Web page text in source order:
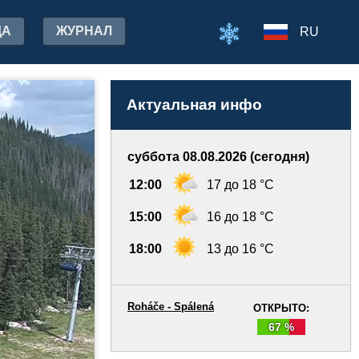
ЖУРНАЛ RU
Актуальная инфо
суббота 08.08.2026 (сегодня)
12:00 17 до 18 °C
15:00 16 до 18 °C
18:00 13 до 16 °C
ОТКРЫТО:
67 %
Roháče - Spálená